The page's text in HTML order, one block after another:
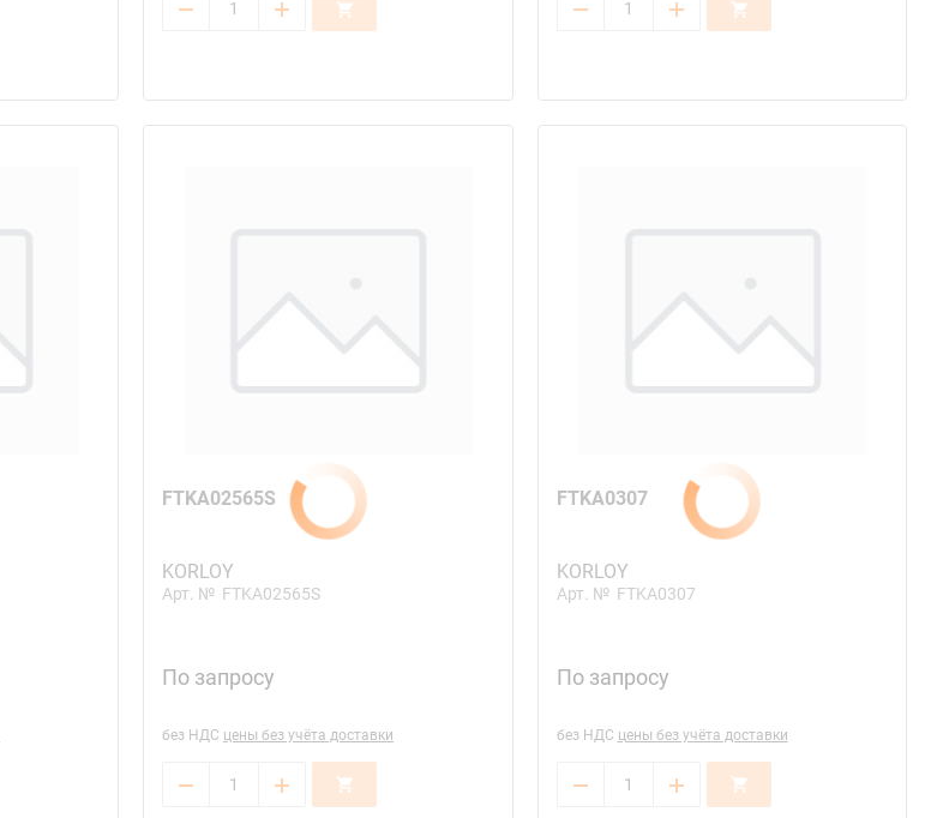
FTKA02565S
KORLOY
Арт. № FTKA02565S
По запросу
без НДС цены без учёта доставки
FTKA0307
KORLOY
Арт. № FTKA0307
По запросу
без НДС цены без учёта доставки